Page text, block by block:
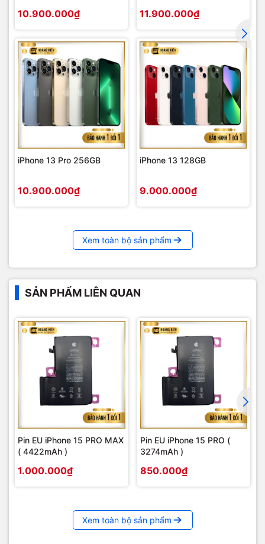
10.900.000₫ 11.900.000₫
iPhone 13 Pro 256GB
10.900.000₫
iPhone 13 128GB
9.000.000₫
Xem toàn bộ sản phẩm
SẢN PHẨM LIÊN QUAN
Pin EU iPhone 15 PRO MAX
( 4422mAh )
1.000.000₫
Pin EU iPhone 15 PRO (
3274mAh )
850.000₫
Xem toàn bộ sản phẩm